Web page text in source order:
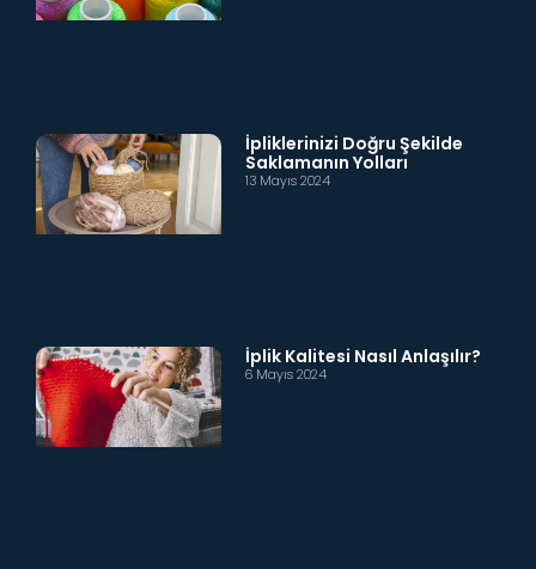
İpliklerinizi Doğru Şekilde
Saklamanın Yolları
13 Mayıs 2024
İplik Kalitesi Nasıl Anlaşılır?
6 Mayıs 2024